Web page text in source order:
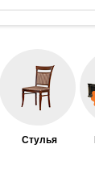
Стулья